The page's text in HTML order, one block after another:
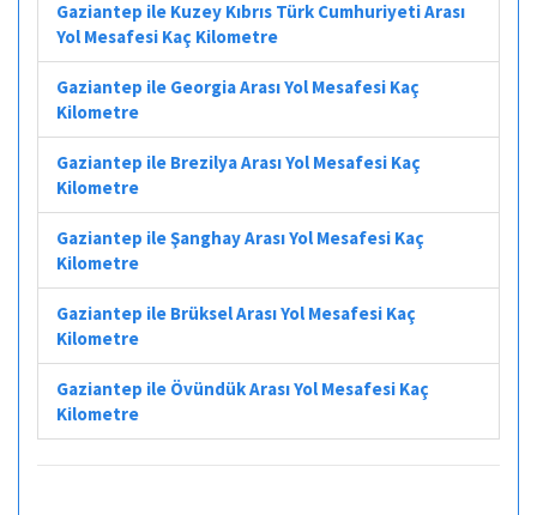
Gaziantep ile Kuzey Kıbrıs Türk Cumhuriyeti Arası
Yol Mesafesi Kaç Kilometre
Gaziantep ile Georgia Arası Yol Mesafesi Kaç
Kilometre
Gaziantep ile Brezilya Arası Yol Mesafesi Kaç
Kilometre
Gaziantep ile Şanghay Arası Yol Mesafesi Kaç
Kilometre
Gaziantep ile Brüksel Arası Yol Mesafesi Kaç
Kilometre
Gaziantep ile Övündük Arası Yol Mesafesi Kaç
Kilometre